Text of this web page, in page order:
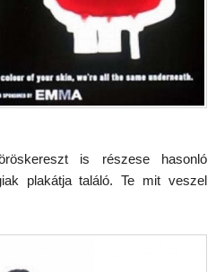
is részese hasonló
plakátja találó. Te mit veszel